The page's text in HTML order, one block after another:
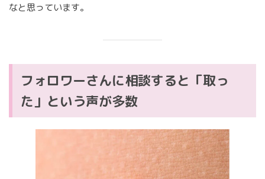
なと思っています。
フォロワーさんに相談すると「取っ
た」という声が多数